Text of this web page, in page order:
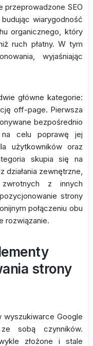
przeprowadzone SEO
wiarygodność
organicznego, który
ruch płatny. W tym
wyjaśniając
główne kategorie:
off-page. Pierwsza
bezpośrednio
celu poprawę jej
użytkowników oraz
skupia się na
działania zewnętrzne,
z innych
strony
połączeniu obu
rozwiązanie.
strony
Google
sobą czynników.
złożone i stale